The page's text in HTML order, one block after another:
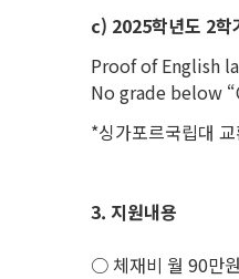
c) 2025학년도 2학
Proof of English
No grade below
*싱가포르국립대
3. 지원내용
○ 체재비 월 90만원